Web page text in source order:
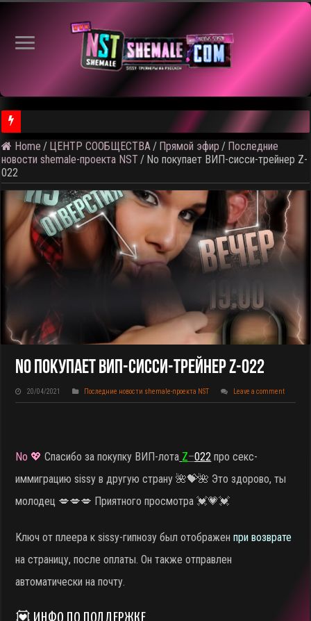
⚠️ Результаты голосования и тема следующего откртытого
Home / ЦЕНТР СООБЩЕСТВА / Прямой эфир / Последние
новости shemale-проекта NST / No покупает ВИП-сисси-трейнер Z-
022
No Покупает ВИП-Сисси-Трейнер Z-022
20/04/2021 Последние новости shemale-проекта NST Leave a comment
No 💖 Спасибо за покупку ВИП-лота Z–022 про секс-
иммиграцию sissy в другую страну🌺💝🌺 Это здорово, ты
молодец 💋💋💋 Приятного просмотра 💓💗💓
Ключ от плеера к sissy-гипнозу был отображенпри возврате
на страницу, после оплаты. Он также отправлен
автоматически на почту.